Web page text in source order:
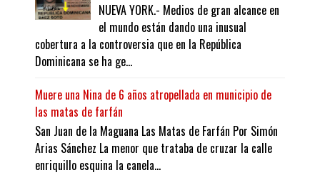
NUEVA YORK.- Medios de gran alcance en
el mundo están dando una inusual
cobertura a la controversia que en la República
Dominicana se ha ge...
Muere una Nina de 6 años atropellada en municipio de
las matas de farfán
San Juan de la Maguana Las Matas de Farfán Por Simón
Arias Sánchez La menor que trataba de cruzar la calle
enriquillo esquina la canela...